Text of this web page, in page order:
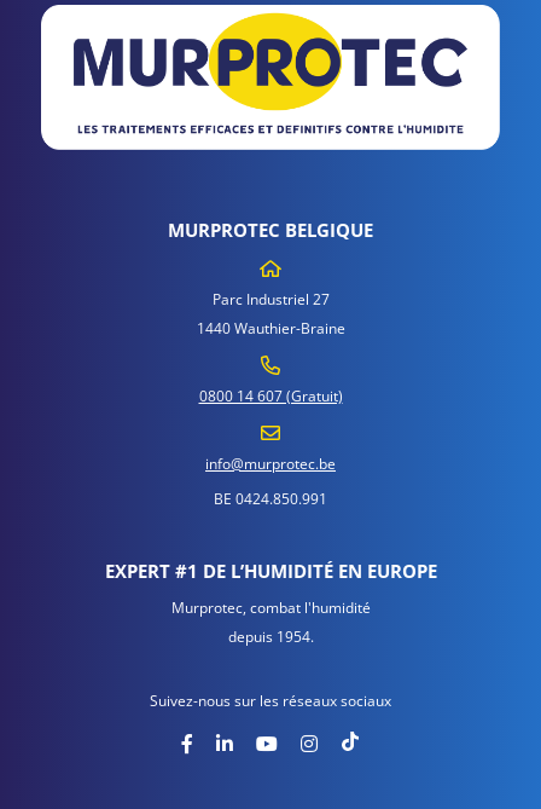
MURPROTEC BELGIQUE
Parc Industriel 27
1440 Wauthier-Braine
0800 14 607 (Gratuit)
info@murprotec.be
BE 0424.850.991
EXPERT #1 DE L’HUMIDITÉ EN EUROPE
Murprotec, combat l'humidité
depuis 1954.
Suivez-nous sur les réseaux sociaux